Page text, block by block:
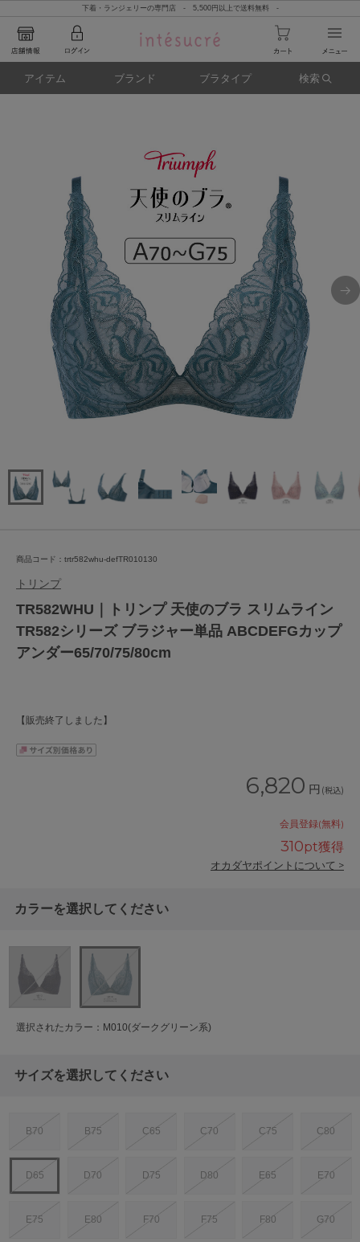
下着・ランジェリーの専門店 - 5,500円以上で送料無料 -
アイテム ブランド ブラタイプ 検索
商品コード：trtr582whu-defTR010130
トリンプ
TR582WHU｜トリンプ 天使のブラ スリムライン
TR582シリーズ ブラジャー単品 ABCDEFGカップ
アンダー65/70/75/80cm
【販売終了しました】
6,820 円 (税込)
会員登録(無料)
310pt獲得
オカダヤポイントについて >
カラーを選択してください
選択されたカラー：M010(ダークグリーン系)
サイズを選択してください
B70 B75 C65 C70 C75 C80
D65 D70 D75 D80 E65 E70
E75 E80 F70 F75 F80 G70